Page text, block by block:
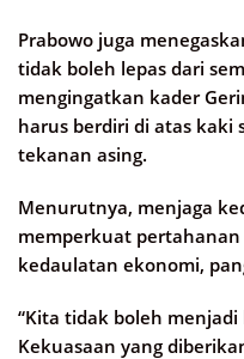
Prabowo juga
tidak boleh lepas dari
mengingatkan kader
harus berdiri di atas kaki
tekanan asing.
Menurutnya, menjaga
memperkuat
kedaulatan ekonomi,
“Kita tidak boleh menjadi
Kekuasaan yang